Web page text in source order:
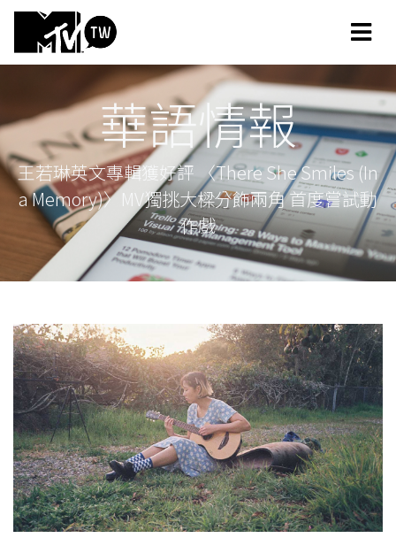
華語情報
王若琳英文專輯獲好評 〈There She Smiles (In
a Memory)〉MV獨挑大樑分飾兩角 首度嘗試動
作戲